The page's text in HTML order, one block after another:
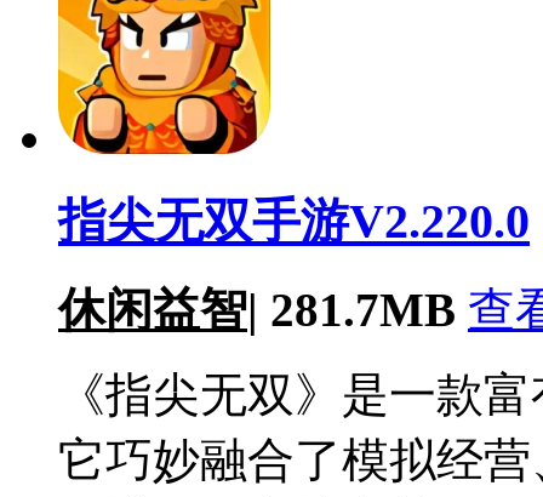
指尖无双手游V2.220.0
休闲益智| 281.7MB 查
《指尖无双》是一款
它巧妙融合了模拟经